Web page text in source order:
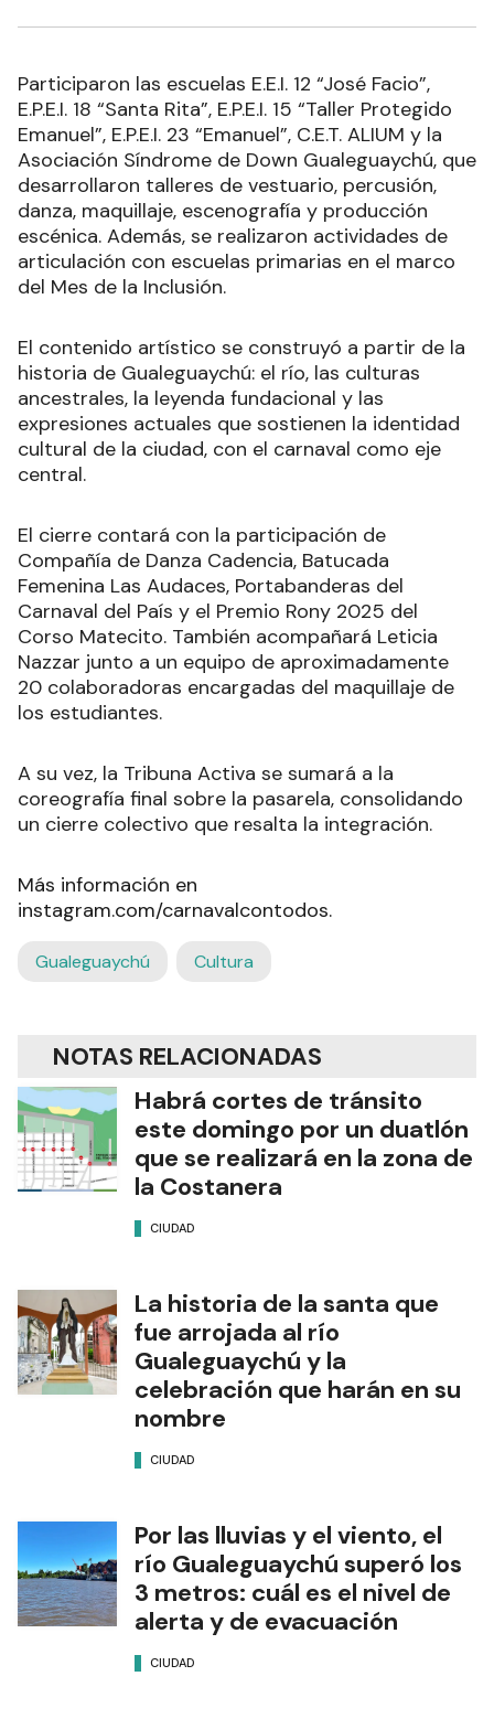
Participaron las escuelas E.E.I. 12 “José Facio”,
E.P.E.I. 18 “Santa Rita”, E.P.E.I. 15 “Taller Protegido
Emanuel”, E.P.E.I. 23 “Emanuel”, C.E.T. ALIUM y la
Asociación Síndrome de Down Gualeguaychú, que
desarrollaron talleres de vestuario, percusión,
danza, maquillaje, escenografía y producción
escénica. Además, se realizaron actividades de
articulación con escuelas primarias en el marco
del Mes de la Inclusión.
El contenido artístico se construyó a partir de la
historia de Gualeguaychú: el río, las culturas
ancestrales, la leyenda fundacional y las
expresiones actuales que sostienen la identidad
cultural de la ciudad, con el carnaval como eje
central.
El cierre contará con la participación de
Compañía de Danza Cadencia, Batucada
Femenina Las Audaces, Portabanderas del
Carnaval del País y el Premio Rony 2025 del
Corso Matecito. También acompañará Leticia
Nazzar junto a un equipo de aproximadamente
20 colaboradoras encargadas del maquillaje de
los estudiantes.
A su vez, la Tribuna Activa se sumará a la
coreografía final sobre la pasarela, consolidando
un cierre colectivo que resalta la integración.
Más información en
instagram.com/carnavalcontodos.
Gualeguaychú Cultura
NOTAS RELACIONADAS
Habrá cortes de tránsito
este domingo por un duatlón
que se realizará en la zona de
la Costanera
CIUDAD
La historia de la santa que
fue arrojada al río
Gualeguaychú y la
celebración que harán en su
nombre
CIUDAD
Por las lluvias y el viento, el
río Gualeguaychú superó los
3 metros: cuál es el nivel de
alerta y de evacuación
CIUDAD